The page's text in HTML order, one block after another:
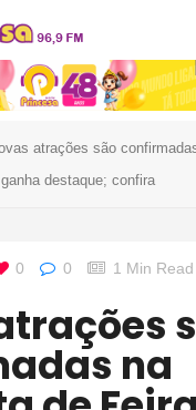
atrações são
destaque; confira
0 0 1 Min Read
na